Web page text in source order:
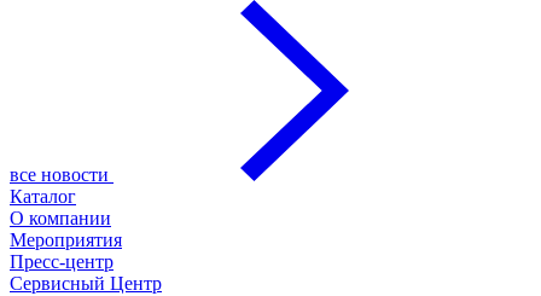
все новости
Каталог
О компании
Мероприятия
Пресс-центр
Сервисный Центр